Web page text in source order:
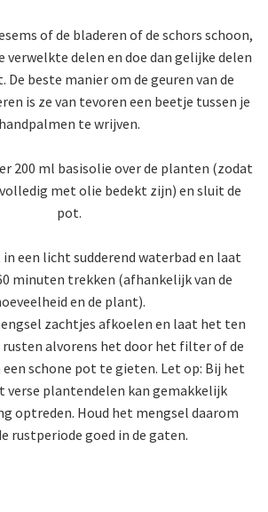
of de bladeren of de schors schoon,
verwelkte delen en doe dan gelijke delen
De beste manier om de geuren van de
is ze van tevoren een beetje tussen je
handpalmen te wrijven.
200 ml basisolie over de planten (zodat
met olie bedekt zijn) en sluit de
pot.
een licht sudderend waterbad en laat
minuten trekken (afhankelijk van de
en de plant).
zachtjes afkoelen en laat het ten
rusten alvorens het door het filter of de
schone pot te gieten. Let op: Bij het
verse plantendelen kan gemakkelijk
optreden. Houd het mengsel daarom
rustperiode goed in de gaten.